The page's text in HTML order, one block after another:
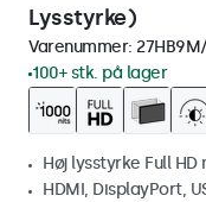
Lysstyrke)
Varenummer:
100+ stk. på lager
Høj lysstyrke Full
HDMI, DisplayPort,